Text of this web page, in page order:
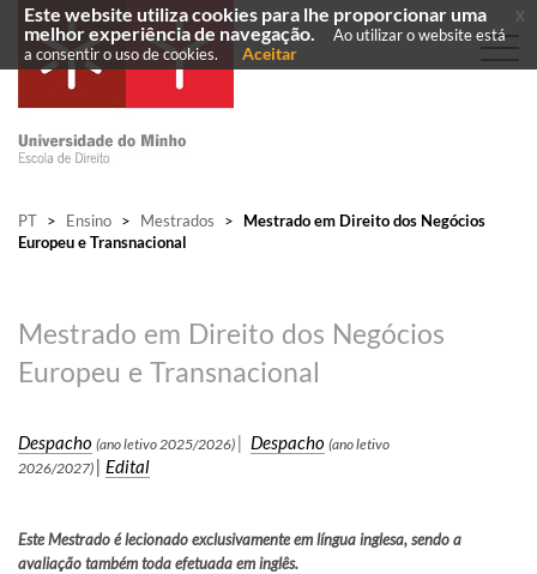
PT > Ensino > Mestrados >
Mestrado em Direito dos Negócios
Europeu e Transnacional
Mestrado em Direito dos Negócios
Europeu e Transnacional
Despacho (ano letivo 2025/2026) Despacho (ano letivo
2026/2027)
Edital
Este Mestrado é lecionado exclusivamente em língua inglesa, sendo a
avaliação também toda efetuada em inglês.
Este website utiliza cookies para lhe proporcionar uma
melhor experiência de navegação.
Ao utilizar o website está
a consentir o uso de cookies.
Aceitar
x